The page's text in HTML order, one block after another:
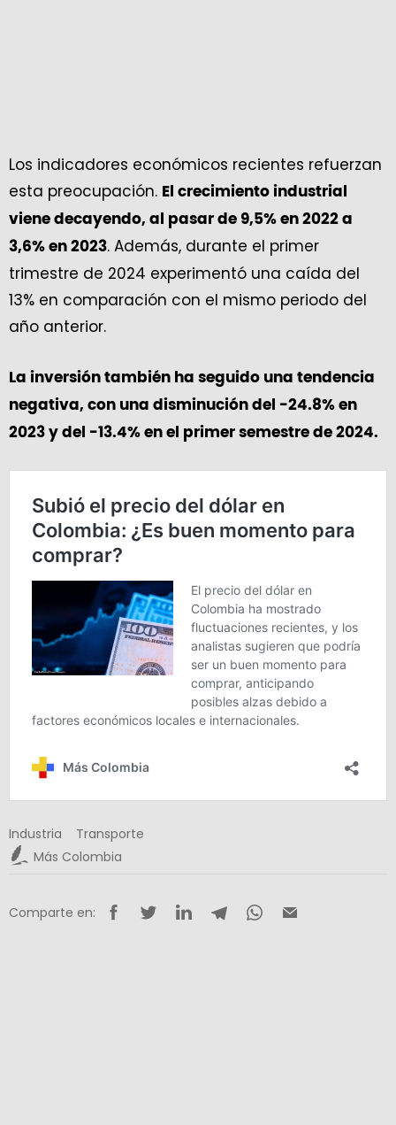
Los indicadores económicos recientes refuerzan
esta preocupación. El crecimiento industrial
viene decayendo, al pasar de 9,5% en 2022 a
3,6% en 2023. Además, durante el primer
trimestre de 2024 experimentó una caída del
13% en comparación con el mismo periodo del
año anterior.
La inversión también ha seguido una tendencia
negativa, con una disminución del -24.8% en
2023 y del -13.4% en el primer semestre de 2024.
Industria
Transporte
Más Colombia
Comparte en: